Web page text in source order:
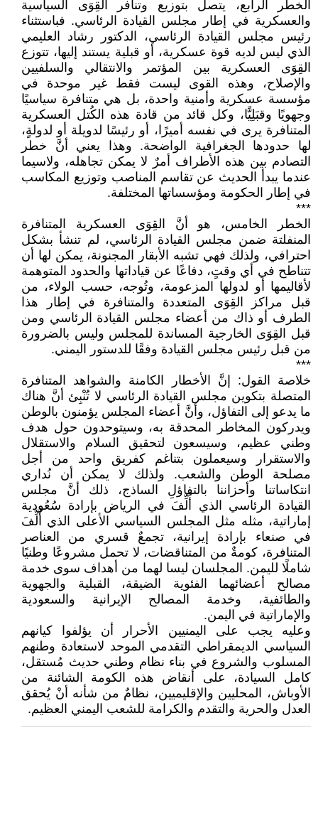
الخطر الرابع، يتصل بتوزيع وتنافر القِوَى السياسية
والعسكرية في إطار مجلس القيادة الرئاسي. فباستثناء
رئيس مجلس القيادة الرئاسي، الدكتور رشاد العليمي
الذي ليس لديه قوة عسكرية، أو قبلية يستند إليها، تتوزع
القِوَى العسكرية بين المؤتمر والانتقالي والسلفيين
والإصلاح، وهذه القوى ليست فقط غير موحدة في
مؤسسة عسكرية وأمنية واحدة، بل هي متنافرة سياسيًا
وجهويًا وقبَلِيًّا، وكل قائد من قادة هذه الكُتل العسكرية
المتنافرة يرى في نفسه أميرًا، أو رئيسًا لدويلة أو لدولةٍ،
لها حدودها الجغرافية الواضحة. وهذا يعني أنَّ خطر
التصادم بين هذه الأطراف أمرٌ لا يمكن تجاهله، ولاسيما
عندما يبدأ الحديث عن تقاسم المناصب وتوزيع المكاسب
في إطار الحكومة ومؤسساتها المختلفة.
***
الخطر الخامس، هو أنَّ القِوَى العسكرية المتنافرة
المنفلتة ضمن مجلس القيادة الرئاسي، لم تنشأ بشكل
احترافي، ولذلك فهي تشبه الأبقار المجنونة، يمكن لها أن
تتناطح في أي وقتٍ، دفاعًا عن قياداتها والحدود المتوهمة
لأقاليمها أو لدولها المزعومة، وتُوجه، حسب الولاء، من
قبل مراكز القِوَى المتعددة والمتنافرة في إطار هذا
الطرف أو ذاك من أعضاء مجلس القيادة الرئاسي ومن
قبل القِوَى الخارجية المساندة للمجلس وليس بالضرورة
من قبل رئيس مجلس القيادة وفقًا للدستور اليمني.
***
خلاصة القول: إنَّ الأخطار الكامنة والشواهد المتنافرة
المتصلة بتكوين مجلس القيادة الرئاسي لا تُنْبِئ أنَّ هناك
ما يدعو إلى التفاؤل، وأنَّ أعضاء المجلس يؤمنون بالوطن
ويدركون المخاطر المحدقة به، وسيتوحدون حول هدف
وطني عظيم، وسيسعون لتحقيق السلام والاستقلال
والاستقرار وسيعملون بتناغم كفريق واحد من أجل
مصلحة الوطن والشعب. ولذلك لا يمكن أن نُداري
انتكاساتنا وأحزاننا بالتفاؤلِ الساذج، ذلك أنَّ مجلس
القيادة الرئاسي الذي أُلِّفَ في الرياض بإرادة سُعُودية
إماراتية، مثله مثل المجلس السياسي الأعلى الذي أُلِّفَ
في صنعاء بإرادة إيرانية، تجمعٌ قسري من العناصر
المتنافرة، كومةٌ من المتناقضات، لا تحمل مشروعًا وطنيًا
شاملًا لليمن. المجلسان ليسا لهما من أهداف سوى خدمة
مصالح أعضائهما الفئوية الضيقة، القبلية والجهوية
والطائفية، وخدمة المصالح الإيرانية والسعودية
والإماراتية في اليمن.
وعليه يجب على اليمنيين الأحرار أن يؤلفوا كيانهم
السياسي الديمقراطي التقدمي الموحد لاستعادة وطنهم
المسلوب والشروع في بناء نظام وطني حديث مُستقل،
كامل السيادة، على أنقاض هذه الكومة الشائنة من
الأوباش، المحليين والإقليميين، نظامٌ من شأنه أنْ يُحقق
العدل والحرية والتقدم والكرامة للشعب اليمني العظيم.